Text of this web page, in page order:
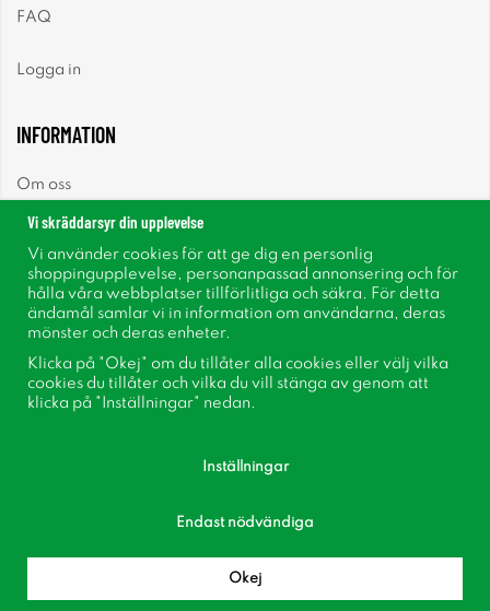
FAQ
Logga in
INFORMATION
Om oss
Nyhetsbrev
Om cookies
Inspiration
Bli medlem i vår kundklubb!
Vi skräddarsyr din upplevelse
Vi använder cookies för att ge dig en personlig
shoppingupplevelse, personanpassad annonsering och för
hålla våra webbplatser tillförlitliga och säkra. För detta
ändamål samlar vi in information om användarna, deras
mönster och deras enheter.
Klicka på "Okej" om du tillåter alla cookies eller välj vilka
cookies du tillåter och vilka du vill stänga av genom att
klicka på "Inställningar" nedan.
Inställningar
Endast nödvändiga
Okej